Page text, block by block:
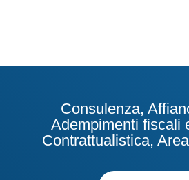
Consulenza,
Adempimenti fiscali
Contrattualistica,